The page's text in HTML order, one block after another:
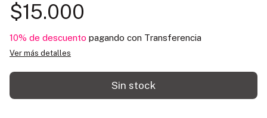
$15.000
10% de descuento pagando con Transferencia
Ver más detalles